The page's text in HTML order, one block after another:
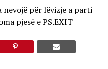
nevojë për lëvizje a parti
pjesë e PS.EXIT